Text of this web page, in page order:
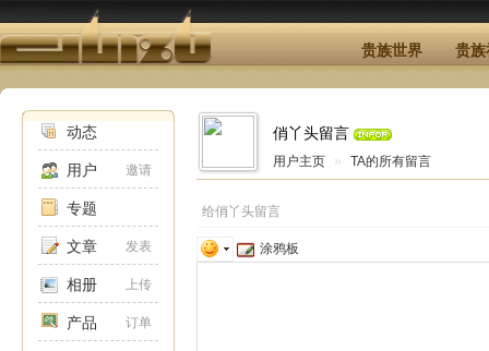
贵族世界 贵族
动态
用户 邀请
专题
文章 发表
相册 上传
产品 订单
俏丫头留言
用户主页 » TA的所有留言
给俏丫头留言
涂鸦板